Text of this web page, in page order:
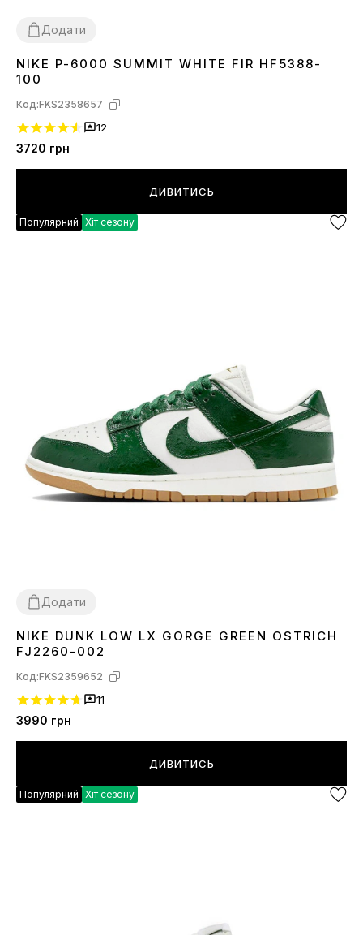
Додати
3637 38 39
NIKE P-6000 SUMMIT WHITE FIR HF5388-
100
Код:FKS2358657
12
3720 грн
ДИВИТИСЬ
Популярний Хіт сезону
Додати
3944
NIKE DUNK LOW LX GORGE GREEN OSTRICH
FJ2260-002
Код:FKS2359652
11
3990 грн
ДИВИТИСЬ
Популярний Хіт сезону